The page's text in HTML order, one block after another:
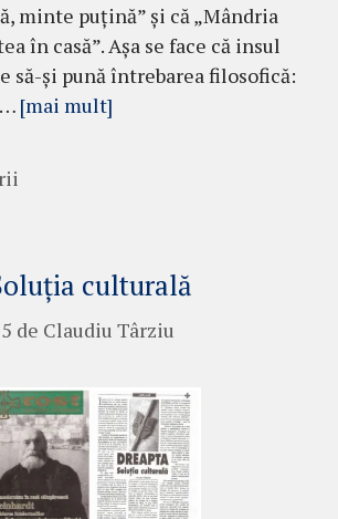
minte puțină” și că „Mândria
în casă”. Așa se face că insul
să-și pună întrebarea filosofică:
[mai mult]
culturală
de Claudiu Târziu